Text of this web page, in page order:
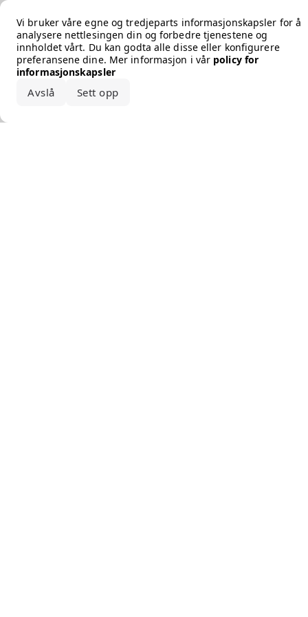
Vi bruker våre egne og tredjeparts informasjonskapsler for å
analysere nettlesingen din og forbedre tjenestene og
innholdet vårt. Du kan godta alle disse eller konfigurere
preferansene dine. Mer informasjon i vår policy for
informasjonskapsler
Avslå Sett opp
Error loading the brand